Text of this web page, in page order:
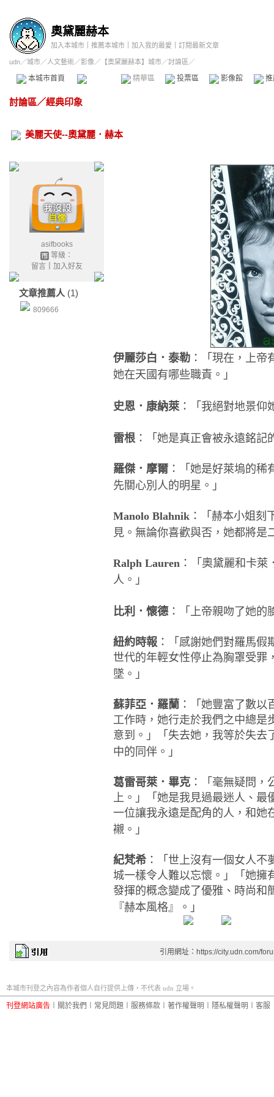
奧黛麗赫本
加入本城市 推薦本城市 加入我的最愛 訂閱最新文章
udn／城市／人文藝術／影像 ／ 【奧黛麗赫本】城市／討論區／
本城市首頁 精華區 投票區 影像館
討論區／經典印象
美麗天使--奧黛麗．赫本
asifbooks
等級：
留言｜ 加入好友
文章推薦人 (1)
809666
伊麗莎白．泰勒 ：「現在，上
她在天國有哪些職責。」
史恩．康納萊：「我絕對地景仰
雷根：「她是真正會被永遠銘記
羅傑．摩爾：「她是好萊塢的稀
先關心別人的明星。」
Manolo Blahnik ：「赫本小姐刻
見。無論你喜歡與否，她都將是
Ralph Lauren ：「奧黛麗和卡
人。」
比利．懷德：「上帝親吻了她的
紐約時報 ：「感謝她們對羅馬
世代的年輕女性停止為胸罩受罪
墜。」
蘇菲亞．羅蘭 ：「她豐富了數
工作時，她行走於我們之中總是
意到。」「失去她，我等於失去
中的同伴。」
葛雷哥萊．畢克 ：「毫無疑問
上。」「她是我見過最迷人、最
一位讓我永遠是配角的人，和她
襯。」
紀梵希 ：「世上沒有一個女人
城一樣令人難以忘懷。」「她擁
發揮的概念變成了優雅、時尚和
『赫本風格』。」
引用網址：https://city.udn.com/
本城市刊登之內容為作者個人自行提供上傳，不代表 udn 立場。
刊登網站廣告 關於我們 常見問題 服務條款 著作權聲明 隱私權聲明 客服